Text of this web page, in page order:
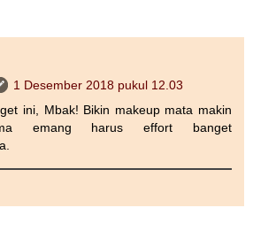
1 Desember 2018 pukul 12.03
ini, Mbak! Bikin makeup mata makin
emang harus effort banget